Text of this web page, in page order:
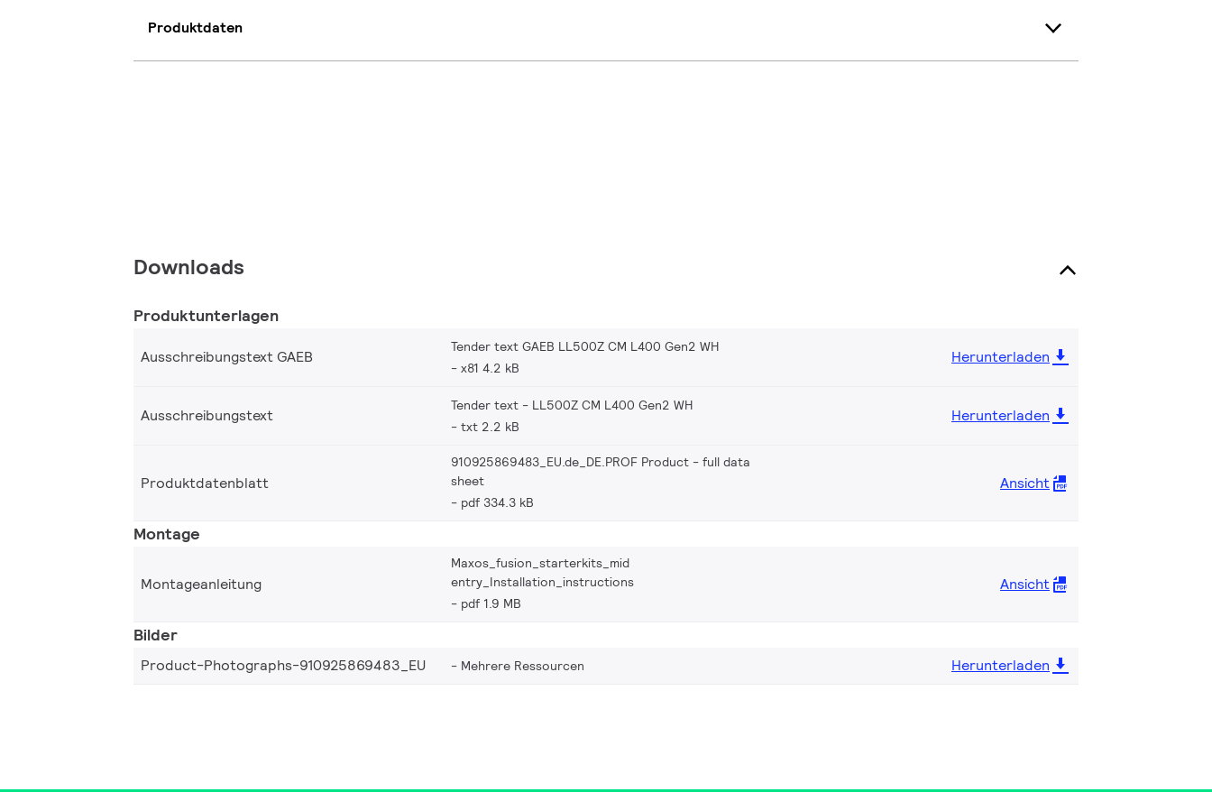
Produktdaten
Downloads
Produktunterlagen
Ausschreibungstext GAEB
Tender text GAEB LL500Z CM L400 Gen2 WH
x81 4.2 kB
Herunterladen
Ausschreibungstext
Tender text - LL500Z CM L400 Gen2 WH
txt 2.2 kB
Herunterladen
Produktdatenblatt
910925869483_EU.de_DE.PROF Product - full data
sheet
pdf 334.3 kB
Ansicht
Montage
Montageanleitung
Maxos_fusion_starterkits_mid
entry_Installation_instructions
pdf 1.9 MB
Ansicht
Bilder
Product-Photographs-910925869483_EU Mehrere Ressourcen Herunterladen